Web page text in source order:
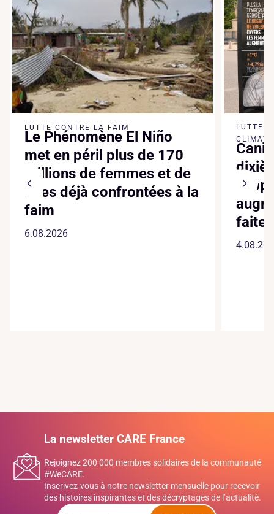
LUTTE CONTRE LA FAIM
Le Phénomène El Niño
met en péril plus de 170
millions de femmes et de
filles déjà confrontées à la
faim
6.08.2026
LUTTE
La newsletter CARE France
Rejoignez 200 000 membres solidaires de la communauté
#WeCARE.
Inscrivez-vous à notre newsletter mensuelle pour recevoir
des histoires inspirantes et des décryptages de l’actualité.